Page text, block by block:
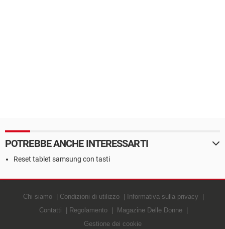
POTREBBE ANCHE INTERESSARTI
Reset tablet samsung con tasti
Chi siamo Condizioni di utilizzo
Informativa sulla privacy
Contatti
Regolamento
Magazine Delle Donne
Gestione dei cookie